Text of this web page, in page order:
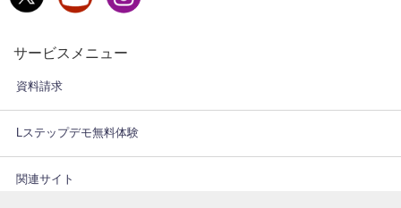
サービスメニュー
資料請求
Lステップデモ無料体験
関連サイト